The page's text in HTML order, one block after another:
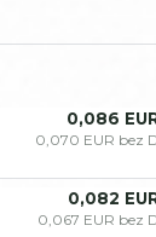
0,086
0,070 EUR bez
0,082
0,067 EUR bez